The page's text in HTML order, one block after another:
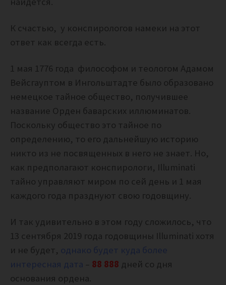
К счастью, у конспирологов намеки на этот
ответ как всегда есть.
1 мая 1776 года философом и теологом Адамом
Вейсгауптом в Ингольштадте было образовано
немецкое тайное общество, получившее
название Орден баварских иллюминатов.
Поскольку общество это тайное по
определению, то его дальнейшую историю
никто из не посвященных в него не знает. Но,
как предполагают конспирологи, Illuminati
тайно управляют миром по сей день и 1 мая
каждого года празднуют свою годовщину.
И так удивительно в этом году сложилось, что
13 сентября 2019 года годовщины Illuminati хотя
и не будет, однако будет куда более
интересная дата – 88 888 дней со дня
основания ордена.